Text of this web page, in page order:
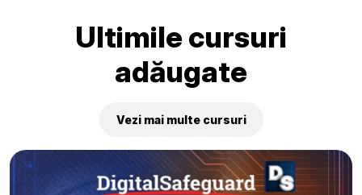
Ultimile cursuri
adăugate
Vezi mai multe cursuri